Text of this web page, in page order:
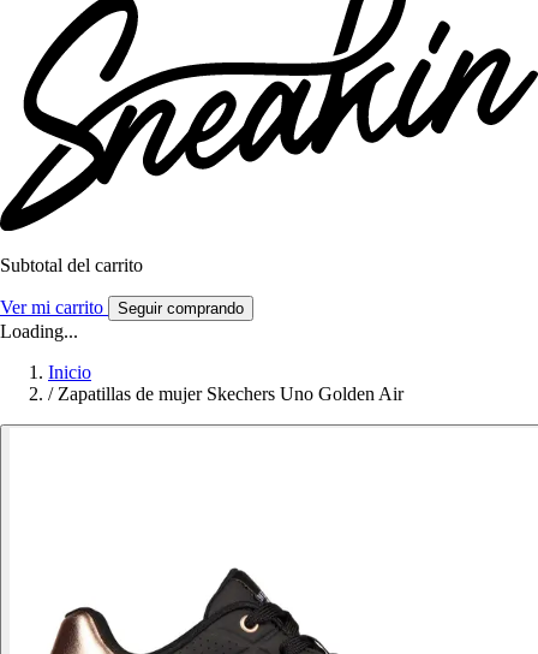
Subtotal del carrito
Ver mi carrito Seguir comprando
Loading...
Inicio
/ Zapatillas de mujer Skechers Uno Golden Air